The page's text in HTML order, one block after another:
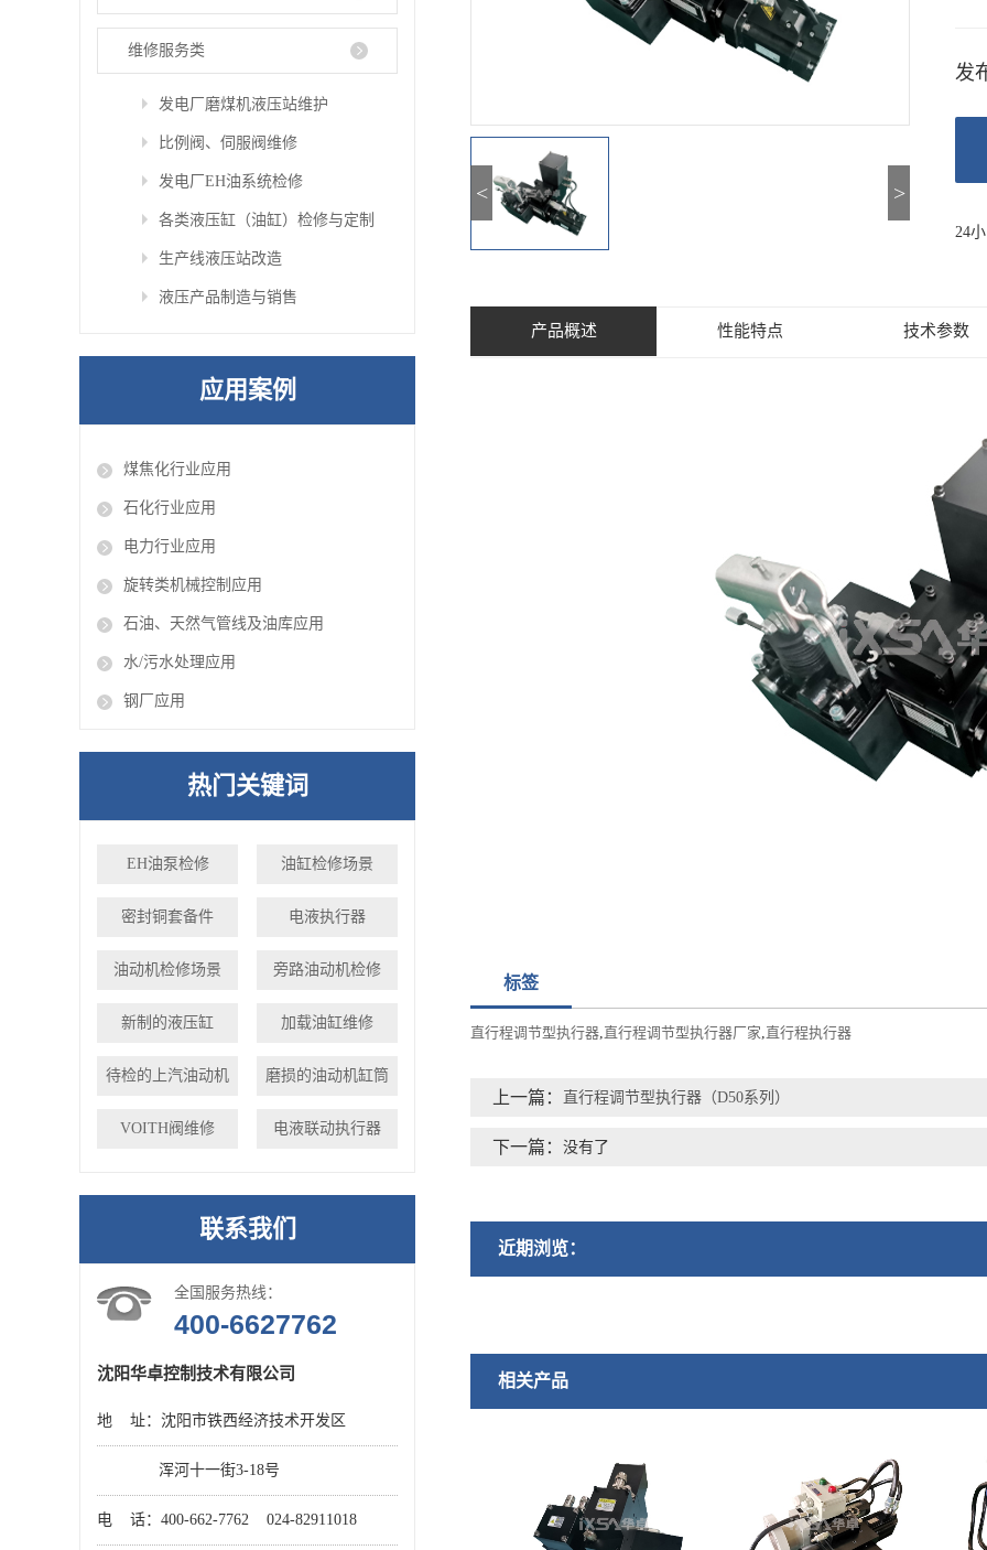
维修服务类
发电厂磨煤机液压站维护
比例阀、伺服阀维修
发电厂EH油系统检修
各类液压缸（油缸）检修与定制
生产线液压站改造
液压产品制造与销售
应用案例
煤焦化行业应用
石化行业应用
电力行业应用
旋转类机械控制应用
石油、天然气管线及油库应用
水/污水处理应用
钢厂应用
热门关键词
EH油泵检修 油缸检修场景
密封铜套备件 电液执行器
油动机检修场景 旁路油动机检修
新制的液压缸 加载油缸维修
待检的上汽油动机 磨损的油动机缸筒
VOITH阀维修 电液联动执行器
联系我们
全国服务热线：
400-6627762
沈阳华卓控制技术有限公司
地 址：沈阳市铁西经济技术开发区
浑河十一街3-18号
电 话：400-662-7762 024-82911018
< >
发
24
产品概述 性能特点 技术参数
标签
直行程调节型执行器 直行程调节型执行器厂家 直行程执行器
上一篇： 直行程调节型执行器（D50系列）
下一篇： 没有了
近期浏览：
相关产品